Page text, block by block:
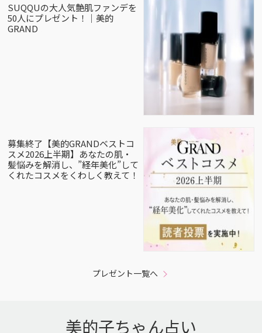
SUQQUの大人気艶肌ファンデを
50人にプレゼント！｜美的
GRAND
募集終了【美的GRANDベストコ
スメ2026上半期】あなたの肌・
髪悩みを解消し、”経年美化”して
くれたコスメをくわしく教えて！
プレゼント一覧へ
美的子ちゃん占い